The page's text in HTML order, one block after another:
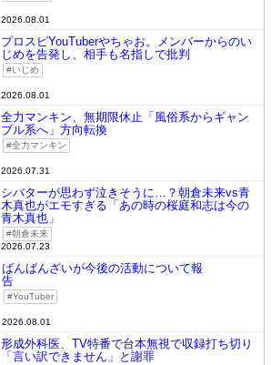
2026.08.01
プロスピYouTuberやちゃお。メンバーからのい
じめを告発し、相手も名指しで批判
いじめ
2026.08.01
全力マンキン、無期限休止「風俗系からギャン
ブル系へ」方向転換
全力マンキン
2026.07.31
シバターが思わず泣きそうに…？朝倉未来vs青
木真也がエモすぎる「あの時の桜庭和志は今の
青木真也」
朝倉未来
2026.07.23
ばんばんざいが今後の活動について報
告
YouTuber
2026.08.01
形成外科医、TV特番で台本無視で収録打ち切り
「言い訳できません」と謝罪